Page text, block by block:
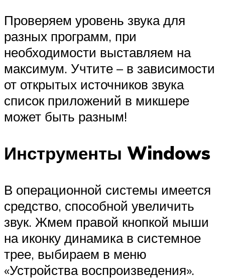
Проверяем уровень звука для
разных программ, при
необходимости выставляем на
максимум. Учтите – в зависимости
от открытых источников звука
список приложений в микшере
может быть разным!
Инструменты Windows
В операционной системы имеется
средство, способной увеличить
звук. Жмем правой кнопкой мыши
на иконку динамика в системное
трее, выбираем в меню
«Устройства воспроизведения».